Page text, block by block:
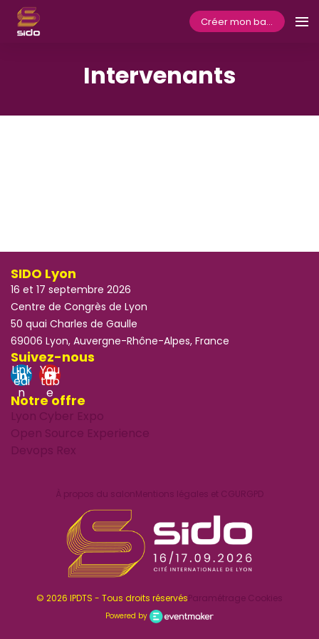
Créer mon badge
Intervenants
SIDO Lyon
16 et 17 septembre 2026
Centre de Congrès de Lyon
50 quai Charles de Gaulle
69006 Lyon, Auvergne-Rhône-Alpes, France
Suivez-nous
Link
edi
n
You
tub
e
Notre offre
Lyon Cyber Expo
Open Source Experience
Devops Rex
À propos du salonMentions légales et CGURGPD
© 2026 IPDTS - Tous droits réservésParamétrage Cookies
Powered by